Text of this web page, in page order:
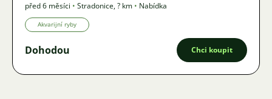
před 6 měsíci • Stradonice,? km • Nabídka
Akvarijní ryby
Dohodou Chci koupit